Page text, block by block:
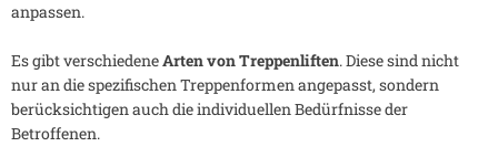
anpassen.
Es gibt verschiedeneArten von Treppenliften. Diese sind nicht
nur an die spezifischen Treppenformen angepasst, sondern
berücksichtigen auch die individuellen Bedürfnisse der
Betroffenen.